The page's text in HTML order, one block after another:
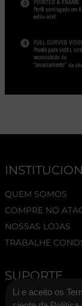
QUEM SOMOS
COMPRE NO
NOSSAS LOJAS
TRABALHE
SUPORTE
TERMOS E
Li e aceito os